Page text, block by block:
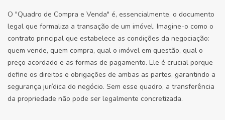
O "Quadro de Compra e Venda" é, essencialmente, o documento
legal que formaliza a transação de um imóvel. Imagine-o como o
contrato principal que estabelece as condições da negociação:
quem vende, quem compra, qual o imóvel em questão, qual o
preço acordado e as formas de pagamento. Ele é crucial porque
define os direitos e obrigações de ambas as partes, garantindo a
segurança jurídica do negócio. Sem esse quadro, a transferência
da propriedade não pode ser legalmente concretizada.